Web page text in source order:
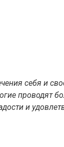
себя и
проводят
и